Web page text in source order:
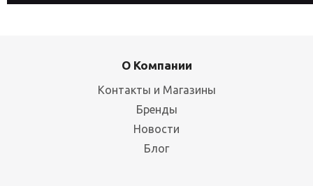
О Компании
Контакты и Магазины
Бренды
Новости
Блог